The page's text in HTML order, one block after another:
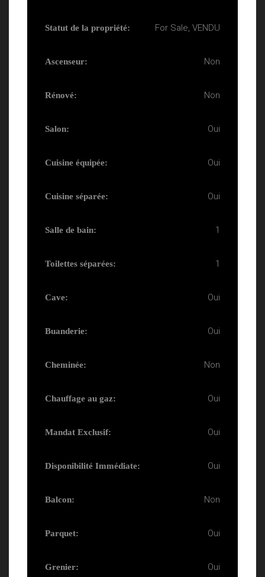
Statut de la propriété: For Sale, VENDU
Ascenseur: Non
Rénové: Non
Salon: Oui
Cuisine équipée: Oui
Cuisine séparée: Oui
Salle de bain: 1
Toilettes séparées: 1
Cave: Oui
Buanderie: Oui
Cheminée: Non
Chauffage au gaz: Oui
Mandat Exclusif: Oui
Disponibilité Immédiate: Oui
Balcon: Non
Parquet: Oui
Grenier: Oui